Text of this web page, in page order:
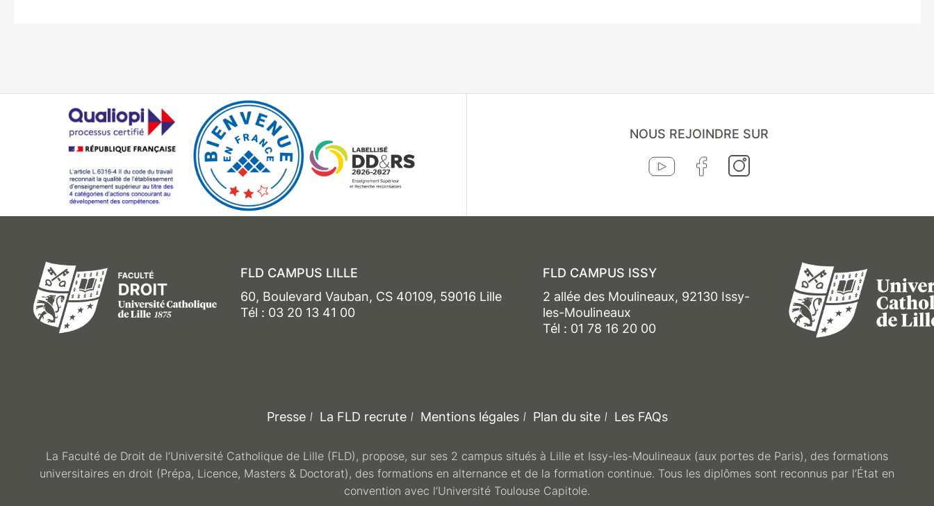
NOUS REJOINDRE SUR
FLD CAMPUS LILLE
60, Boulevard Vauban, CS 40109, 59016 Lille
Tél : 03 20 13 41 00
FLD CAMPUS ISSY
2 allée des Moulineaux, 92130 Issy-
les-Moulineaux
Tél : 01 78 16 20 00
Presse La FLD recrute Mentions légales Plan du site Les FAQs
La Faculté de Droit de l’Université Catholique de Lille (FLD), propose, sur ses 2 campus situés à Lille et Issy-les-Moulineaux (aux portes de Paris), des formations
universitaires en droit (Prépa, Licence, Masters & Doctorat), des formations en alternance et de la formation continue. Tous les diplômes sont reconnus par l’État en
convention avec l’Université Toulouse Capitole.